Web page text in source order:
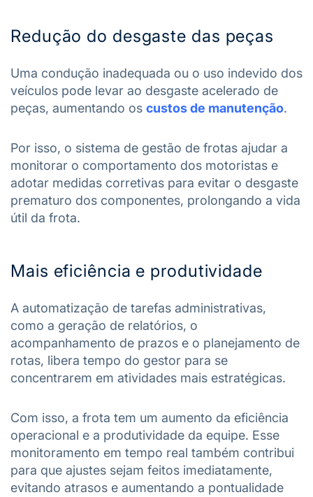
Redução do desgaste das peças
Uma condução inadequada ou o uso indevido dos
veículos pode levar ao desgaste acelerado de
peças, aumentando os custos de manutenção.
Por isso, o sistema de gestão de frotas ajudar a
monitorar o comportamento dos motoristas e
adotar medidas corretivas para evitar o desgaste
prematuro dos componentes, prolongando a vida
útil da frota.
Mais eficiência e produtividade
A automatização de tarefas administrativas,
como a geração de relatórios, o
acompanhamento de prazos e o planejamento de
rotas, libera tempo do gestor para se
concentrarem em atividades mais estratégicas.
Com isso, a frota tem um aumento da eficiência
operacional e a produtividade da equipe. Esse
monitoramento em tempo real também contribui
para que ajustes sejam feitos imediatamente,
evitando atrasos e aumentando a pontualidade